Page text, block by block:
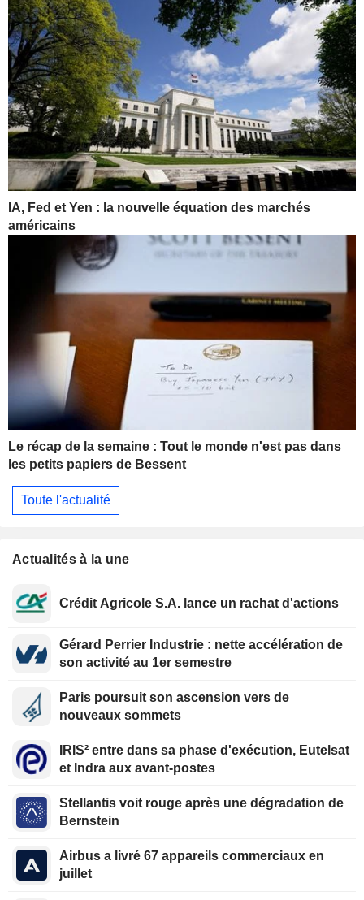
IA, Fed et Yen : la nouvelle équation des marchés
américains
Le récap de la semaine : Tout le monde n'est pas dans
les petits papiers de Bessent
Toute l'actualité
Actualités à la une
Crédit Agricole S.A. lance un rachat d'actions
Gérard Perrier Industrie : nette accélération de
son activité au 1er semestre
Paris poursuit son ascension vers de
nouveaux sommets
IRIS² entre dans sa phase d'exécution, Eutelsat
et Indra aux avant-postes
Stellantis voit rouge après une dégradation de
Bernstein
Airbus a livré 67 appareils commerciaux en
juillet